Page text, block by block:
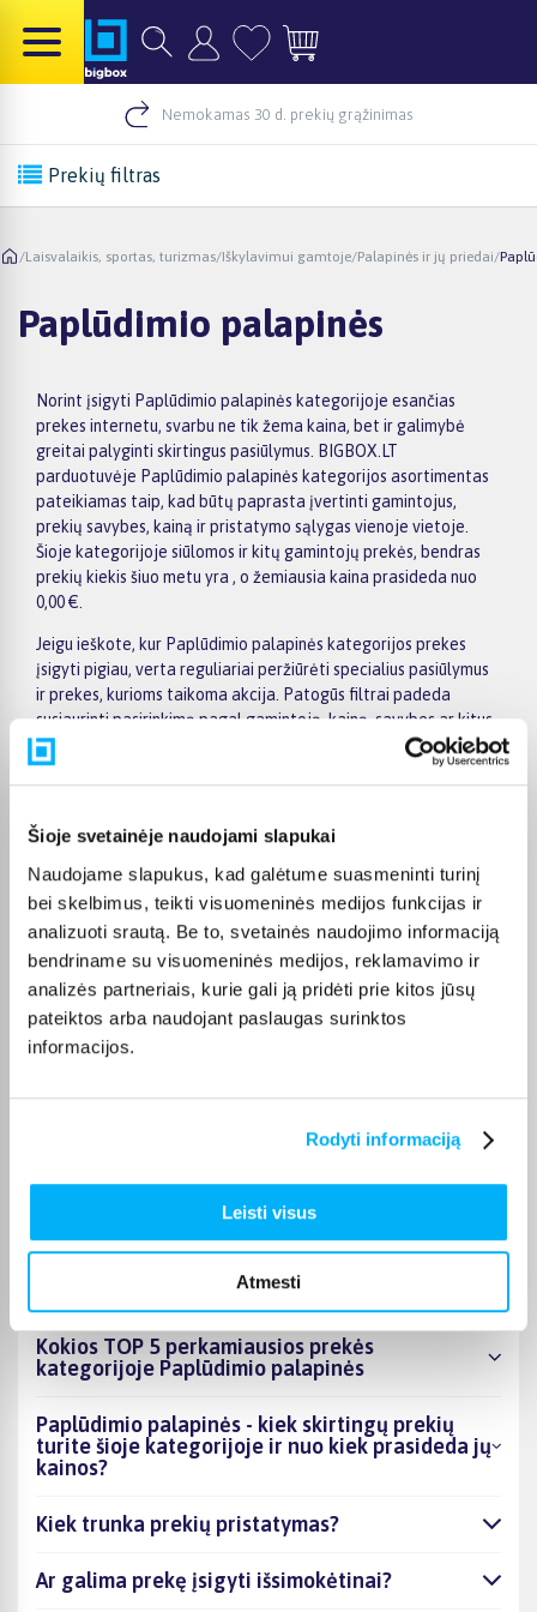
Šioje svetainėje naudojami slapukai
Naudojame slapukus, kad galėtume suasmeninti turinį
bei skelbimus, teikti visuomeninės medijos funkcijas ir
analizuoti srautą. Be to, svetainės naudojimo informaciją
bendriname su visuomeninės medijos, reklamavimo ir
analizės partneriais, kurie gali ją pridėti prie kitos jūsų
pateiktos arba naudojant paslaugas surinktos
informacijos.
Rodyti informaciją
Leisti visus
Atmesti
Nemokamas 30 d. prekių grąžinimas
Prekių filtras
/Laisvalaikis, sportas, turizmas/Iškylavimui gamtoje/Palapinės ir jų priedai/
Paplūdimio palapinės
Norint įsigyti Paplūdimio palapinės kategorijoje esančias
prekes internetu, svarbu ne tik žema kaina, bet ir galimybė
greitai palyginti skirtingus pasiūlymus. BIGBOX.LT
parduotuvėje Paplūdimio palapinės kategorijos asortimentas
pateikiamas taip, kad būtų paprasta įvertinti gamintojus,
prekių savybes, kainą ir pristatymo sąlygas vienoje vietoje.
Šioje kategorijoje siūlomos ir kitų gamintojų prekės, bendras
prekių kiekis šiuo metu yra , o žemiausia kaina prasideda nuo
0,00 €.
Jeigu ieškote, kur Paplūdimio palapinės kategorijos prekes
įsigyti pigiau, verta reguliariai peržiūrėti specialius pasiūlymus
ir prekes, kurioms taikoma akcija. Patogūs filtrai padeda
susiaurinti pasirinkimą pagal gamintoją, kainą, savybes ar kitus
aktualius kriterijus, todėl greičiau rasite jūsų poreikius
atitinkantį variantą. Prekės puslapyje pateikiama išsamesnė
terminą ir kitas pirkimo sąlygas.
nemokamu 24 mėnesių lizingu. Tai patogu, kai prekę norite
pirkti išsimokėtinai, paskirstant mokėjimą dalimis. Užsakytos
prekės pristatomos visoje Lietuvoje: į paštomatus nuo 2,29 €, o
užsakymams nuo 499 € pristatymas į paštomatą nemokamas.
Kurjerio pristatymo kaina prasideda nuo 2,99 €.
Sandėlyje esančios prekės įprastai pristatomos per 1–2 darbo
dienas, o tikslus kiekvienos prekės pristatymo terminas
jei prekė atitinkamai pažymėta, atsiimti BIGBOX.LT biure
Kokios TOP 5 perkamiausios prekės
kategorijoje Paplūdimio palapinės
Paplūdimio palapinės - kiek skirtingų prekių
turite šioje kategorijoje ir nuo kiek prasideda jų
kainos?
Kiek trunka prekių pristatymas?
Ar galima prekę įsigyti išsimokėtinai?